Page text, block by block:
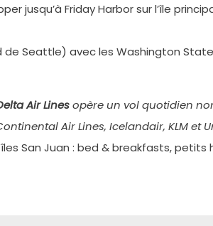
jusqu’à Friday Harbor sur l’île
Seattle) avec les Washington
Air Linesopère un vol quotidien
Air Lines, Icelandair, KLM et
San Juan : bed & breakfasts,